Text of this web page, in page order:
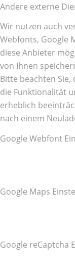
Andere externe
Wir nutzen auch
Webfonts, Google
diese Anbieter
von Ihnen
Bitte beachten Sie,
die Funktionalität
erheblich
nach einem
Google Webfont
Google Maps
Google reCaptcha